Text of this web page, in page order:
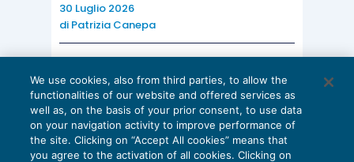
30 Luglio 2026
di Patrizia Canepa
EU AI Act e studi professionali: le
scadenze concrete
27 Luglio 2026
di Diego BarberieStefano Dovier
We use cookies, also from third parties, to allow the
functionalities of our website and offered services as
well as, on the basis of your prior consent, to use data
on your navigation activity to improve performance of
the site. Clicking on “Accept All cookies” means that
you agree to the activation of all cookies. Clicking on